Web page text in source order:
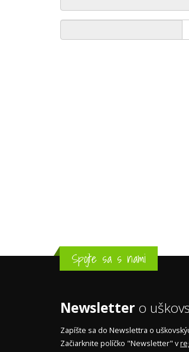
Spojte sa s nami
Newsletter o
Zapíšte sa do Newslettra o
Začiarknite políčko "Newsletter" v